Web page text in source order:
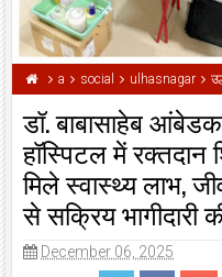
a social ulhasnagar
डॉ. बाबासाहेब
हॉस्पिटल में रक्तदान
मिले स्वास्थ्य लाभ,
से सक्रिय भागीदारी
December 06, 2025